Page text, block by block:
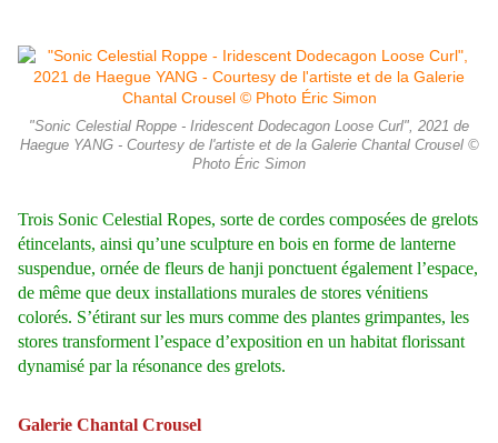
"Sonic Celestial Roppe - Iridescent Dodecagon Loose Curl", 2021 de
Haegue YANG - Courtesy de l'artiste et de la Galerie Chantal Crousel ©
Photo Éric Simon
Trois Sonic Celestial Ropes, sorte de cordes composées de grelots
étincelants, ainsi qu’une sculpture en bois en forme de lanterne
suspendue, ornée de fleurs de hanji ponctuent également l’espace,
de même que deux installations murales de stores vénitiens
colorés. S’étirant sur les murs comme des plantes grimpantes, les
stores transforment l’espace d’exposition en un habitat florissant
dynamisé par la résonance des grelots.
Galerie Chantal Crousel